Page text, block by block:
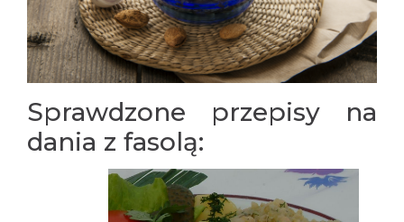
Sprawdzone przepisy na
dania z fasolą: